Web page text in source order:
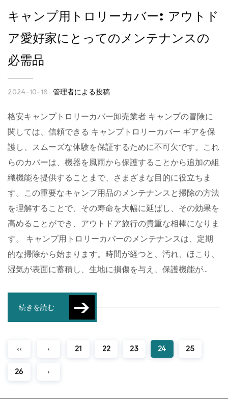
キャンプ用トロリーカバー: アウトド
ア愛好家にとってのメンテナンスの
必需品
2024-10-18 管理者による投稿
格安キャンプトロリーカバー卸売業者 キャンプの冒険に
関しては、信頼できる キャンプトロリーカバー ギアを保
護し、スムーズな体験を保証するために不可欠です。これ
らのカバーは、機器を風雨から保護することから追加の組
織機能を提供することまで、さまざまな目的に役立ちま
す。この重要なキャンプ用品のメンテナンスと掃除の方法
を理解することで、その寿命を大幅に延ばし、その効果を
高めることができ、アウトドア旅行の貴重な相棒になりま
す。 キャンプ用トロリーカバーのメンテナンスは、定期
的な掃除から始まります。時間が経つと、汚れ、ほこり、
湿気が表面に蓄積し、生地に損傷を与え、保護機能が...
続きを読む
‹‹ ‹ 21 22 23 24 25
26 ›